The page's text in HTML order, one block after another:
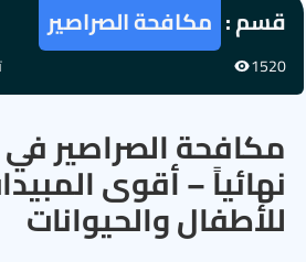
قسم : مكافحة الصراصير
1520
مكافحة الصراصير
نهائياً – أقوى
للأطفال والحيوانات